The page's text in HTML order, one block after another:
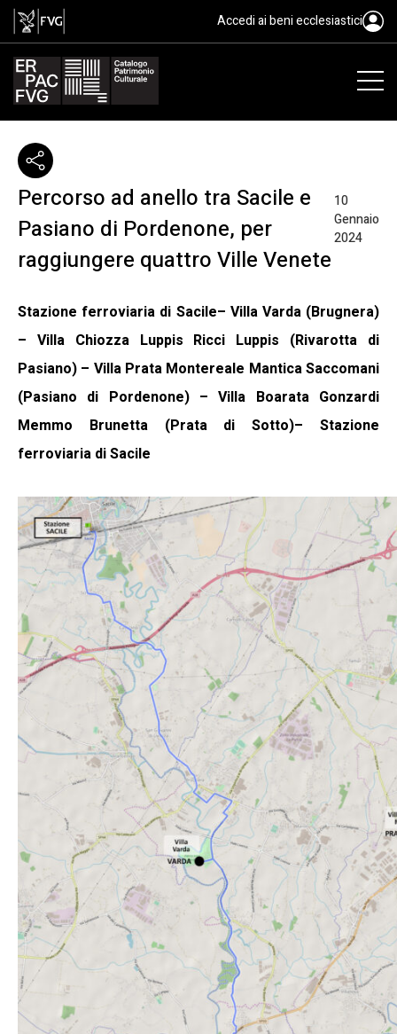
Accedi ai beni ecclesiastici
Percorso ad anello tra Sacile e
Pasiano di Pordenone, per
raggiungere quattro Ville Venete
10
Gennaio
2024
Stazione ferroviaria di Sacile– Villa Varda (Brugnera)
– Villa Chiozza Luppis Ricci Luppis (Rivarotta di
Pasiano) – Villa Prata Montereale Mantica Saccomani
(Pasiano di Pordenone) – Villa Boarata Gonzardi
Memmo Brunetta (Prata di Sotto)– Stazione
ferroviaria di Sacile